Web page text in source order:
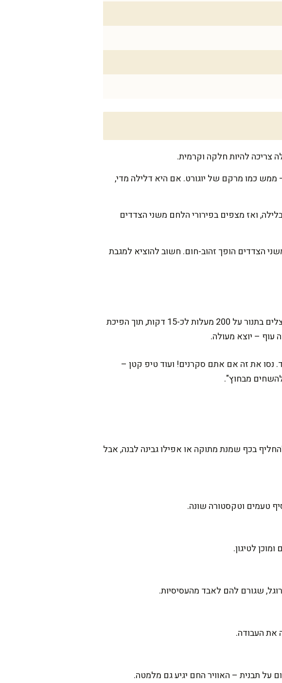
צריכה להיות חלקה וקרמית.
כמו מרקם של יוגורט. אם היא דלילה מדי,
ואז מצפים בפירורי הלחם משני הצדדים
הצדדים הופך זהוב-חום. חשוב להוציא למגבת
אם תרצו להפוך את המנה ליותר בריאה, ניתן לוותר על הטיגון ולאפות את השניצלים בתנור על 200 מעלות לכ-15 דקות, תוך הפיכת
עוף – יוצא מעולה.
נסו את זה אם אתם סקרנים! ועוד טיפ קטן –
מבחוץ".
בכף שמנת מתוקה או אפילו גבינה לבנה, אבל
טעמים וטקסטורה שונה.
לטיגון.
שגורם להם לאבד מהעסיסיות.
את העבודה.
על תבנית – האוויר החם יגיע גם מלמטה.